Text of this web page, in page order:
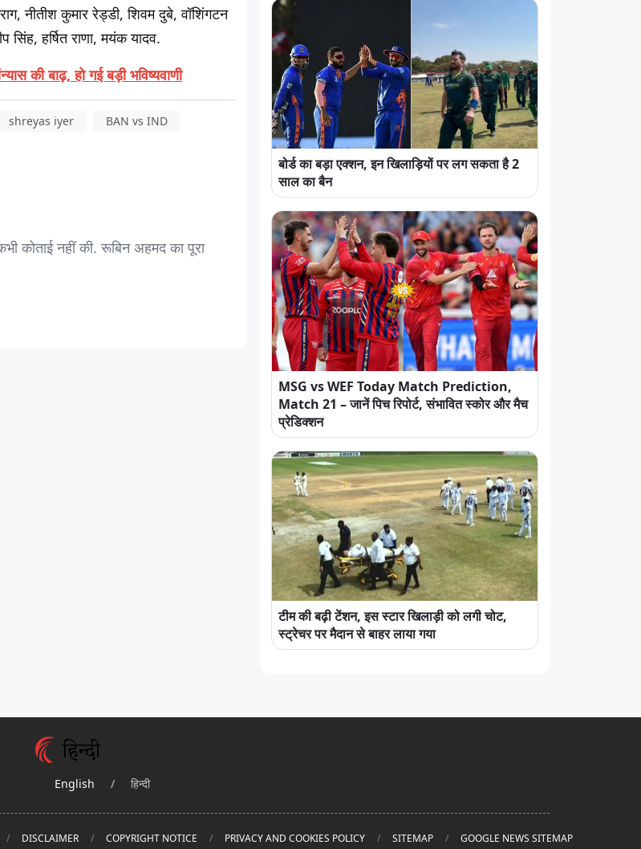
नीतीश कुमार रेड्डी, शिवम दुबे, वॉशिंगटन
सिंह, हर्षित राणा, मयंक यादव.
की बाढ़, हो गई बड़ी भविष्यवाणी
shreyas iyer BAN vs IND
कोताई नहीं की. रूबिन अहमद का पूरा
बोर्ड का बड़ा एक्शन, इन खिलाड़ियों पर लग सकता है 2
साल का बैन
MSG vs WEF Today Match Prediction,
Match 21 – जानें पिच रिपोर्ट, संभावित स्कोर और मैच
प्रेडिक्शन
टीम की बढ़ी टेंशन, इस स्टार खिलाड़ी को लगी चोट,
स्ट्रेचर पर मैदान से बाहर लाया गया
English / हिन्दी
DISCLAIMER COPYRIGHT NOTICE PRIVACY AND COOKIES POLICY SITEMAP GOOGLE NEWS SITEMAP